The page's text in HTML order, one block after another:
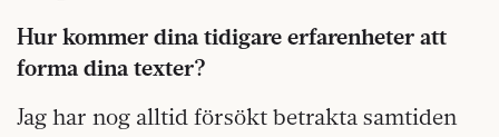
Hur kommer dina tidigare erfarenheter att
forma dina texter?
Jag har nog alltid försökt betrakta samtiden